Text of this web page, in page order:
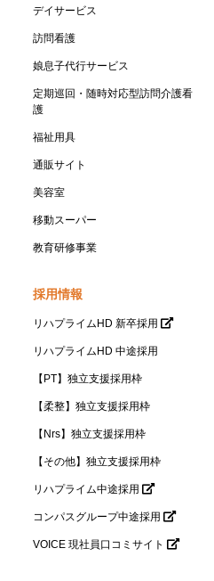
デイサービス
訪問看護
娘息子代行サービス
定期巡回・随時対応型訪問介護看
護
福祉用具
通販サイト
美容室
移動スーパー
教育研修事業
採用情報
リハプライムHD 新卒採用
リハプライムHD 中途採用
【PT】独立支援採用枠
【柔整】独立支援採用枠
【Nrs】独立支援採用枠
【その他】独立支援採用枠
リハプライム中途採用
コンパスグループ中途採用
VOICE 現社員口コミサイト